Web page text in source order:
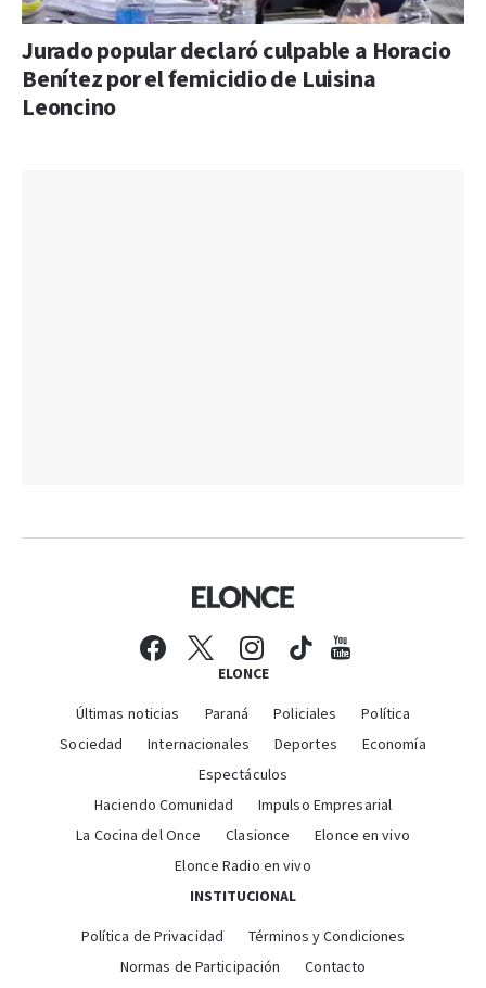
Jurado popular declaró culpable a Horacio
Benítez por el femicidio de Luisina
Leoncino
ELONCE
Últimas noticias Paraná Policiales
Política
Sociedad
Internacionales Deportes
Economía
Espectáculos
Haciendo Comunidad
Impulso Empresarial
La Cocina del Once
Clasionce
Elonce en vivo
Elonce Radio en vivo
INSTITUCIONAL
Política de Privacidad
Términos y Condiciones
Normas de Participación
Contacto